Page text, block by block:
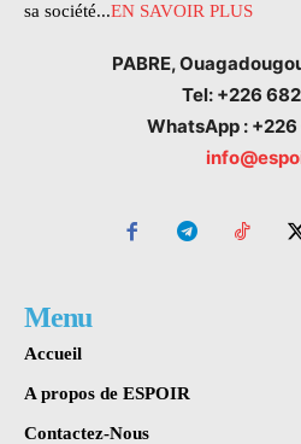
sa société...EN SAVOIR PLUS
PABRE,
Tel: +226
WhatsApp :
Menu
Accueil
A propos de ESPOIR
Contactez-Nous